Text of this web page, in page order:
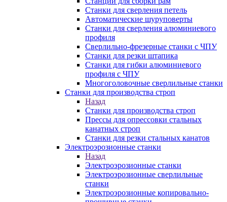
Станки для сверления петель
Автоматические шуруповерты
Станки для сверления алюминиевого
профиля
Сверлильно-фрезерные станки с ЧПУ
Станки для резки штапика
Станки для гибки алюминиевого
профиля с ЧПУ
Многоголовочные сверлильные станки
Станки для производства строп
Назад
Станки для производства строп
Прессы для опрессовки стальных
канатных строп
Станки для резки стальных канатов
Электроэрозионные станки
Назад
Электроэрозионные станки
Электроэрозионные сверлильные
станки
Электроэрозионные копировально-